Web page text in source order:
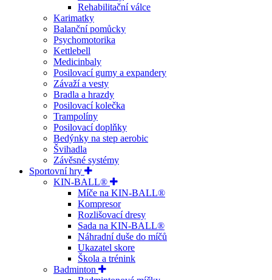
Rehabilitační válce
Karimatky
Balanční pomůcky
Psychomotorika
Kettlebell
Medicinbaly
Posilovací gumy a expandery
Závaží a vesty
Bradla a hrazdy
Posilovací kolečka
Trampolíny
Posilovací doplňky
Bedýnky na step aerobic
Švihadla
Závěsné systémy
Sportovní hry
KIN-BALL®
Míče na KIN-BALL®
Kompresor
Rozlišovací dresy
Sada na KIN-BALL®
Náhradní duše do míčů
Ukazatel skore
Škola a trénink
Badminton